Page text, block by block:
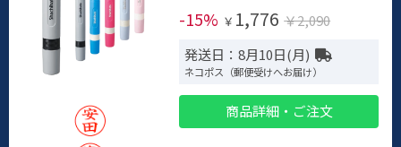
-15% ￥ 1,776 ￥2,090
発送日：8月10日(月)
ネコポス（郵便受けへお届け）
商品詳細・ご注文